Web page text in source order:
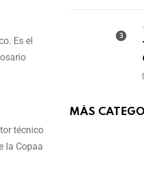
Es el
técnico
la Copaa
MÁS